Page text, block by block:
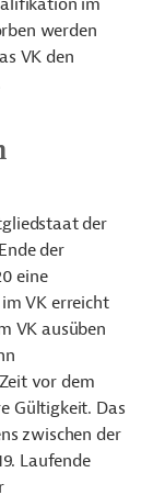
im
werden
VK den
der
der
eine
VK erreicht
VK ausüben
vor dem
Gültigkeit. Das
zwischen der
Laufende